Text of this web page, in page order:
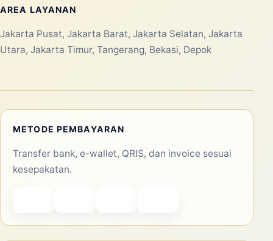
AREA LAYANAN
Jakarta Pusat, Jakarta Barat, Jakarta Selatan, Jakarta
Utara, Jakarta Timur, Tangerang, Bekasi, Depok
METODE PEMBAYARAN
Transfer bank, e-wallet, QRIS, dan invoice sesuai
kesepakatan.